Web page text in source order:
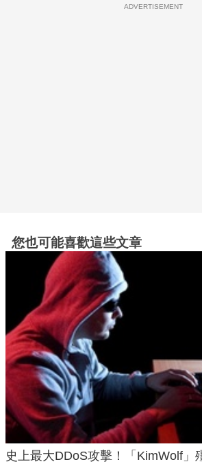
ADVERTISEMENT
您也可能喜歡這些文章
史上最大DDoS攻擊！「KimWolf」